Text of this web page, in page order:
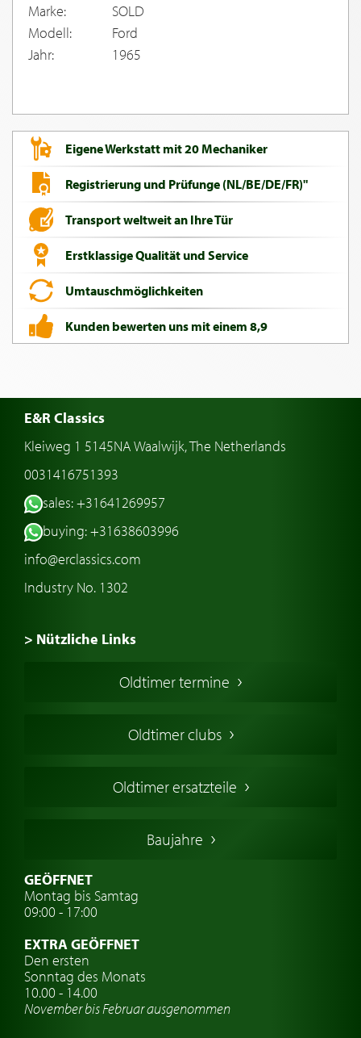
Marke:
SOLD
Modell:
Ford
Jahr:
1965
Eigene Werkstatt mit 20 Mechaniker
Registrierung und Prüfunge (NL/BE/DE/FR)"
Transport weltweit an Ihre Tür
Erstklassige Qualität und Service
Umtauschmöglichkeiten
Kunden bewerten uns mit einem 8,9
E&R Classics
Kleiweg 1 5145NA Waalwijk, The Netherlands
0031416751393
sales: +31641269957
buying: +31638603996
info@erclassics.com
Industry No. 1302
> Nützliche Links
Oldtimers in Europa
Englische Oldtimer
Deutsche Oldtimer
Schwedische Oldtimer
Oldtimer mit h-kennzeichen
Auto Oldtimer Markt
Oldtimer-Versicherung
Oldtimer-Clubs
Oldtimer-Reisen
Oldtimer termine
Oldtimer clubs
Oldtimer ersatzteile
Baujahre
GEÖFFNET
Montag bis Samtag
09:00 - 17:00
EXTRA GEÖFFNET
Den ersten
Sonntag des Monats
10.00 - 14.00
November bis Februar ausgenommen